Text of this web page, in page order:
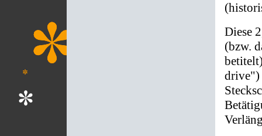
Diese
(bzw.
drive")